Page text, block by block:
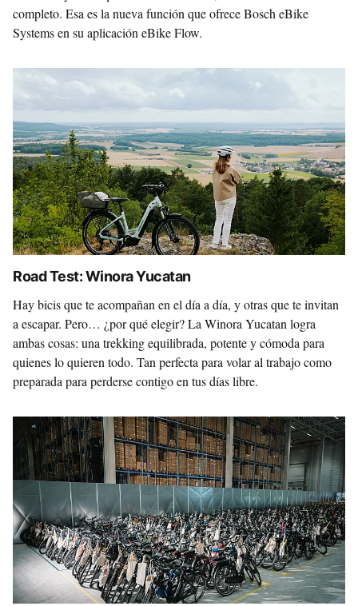
completo. Esa es la nueva función que ofrece Bosch eBike
Systems en su aplicación eBike Flow.
Road Test: Winora Yucatan
Hay bicis que te acompañan en el día a día, y otras que te invitan
a escapar. Pero… ¿por qué elegir? La Winora Yucatan logra
ambas cosas: una trekking equilibrada, potente y cómoda para
quienes lo quieren todo. Tan perfecta para volar al trabajo como
preparada para perderse contigo en tus días libre.